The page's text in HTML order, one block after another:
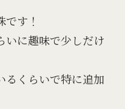
す！
いに趣味で少しだけ
るくらいで特に追加